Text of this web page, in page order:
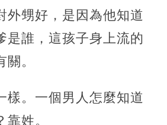
外甥好，是因為他知道
誰，這孩子身上流的
。
樣。一個男人怎麼知道
姓。